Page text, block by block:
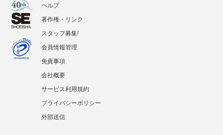
ヘルプ
著作権・リンク
スタッフ募集!
会員情報管理
免責事項
会社概要
サービス利用規約
プライバシーポリシー
外部送信